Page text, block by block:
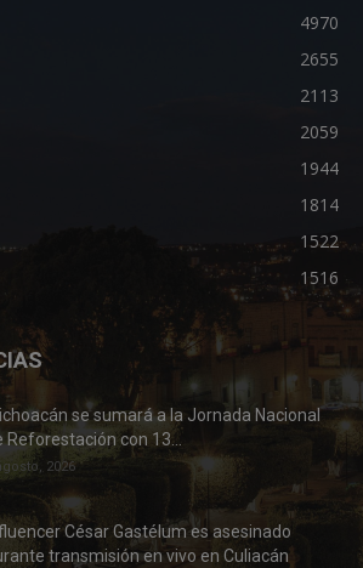
4970
2655
2113
2059
1944
1814
1522
1516
se sumará a la Jornada Nacional
Reforestación con 13...
2026
César Gastélum es asesinado
transmisión en vivo en Culiacán